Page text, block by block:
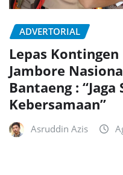
ADVERTORIAL
Lepas
Jambore
Bantaeng : “Jaga
Kebersamaan”
Asruddin Azis